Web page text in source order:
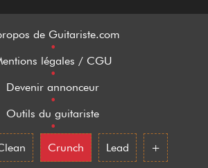
de Guitariste.com
•
légales / CGU
•
Devenir annonceur
•
Outils du guitariste
•
Crunch Lead +